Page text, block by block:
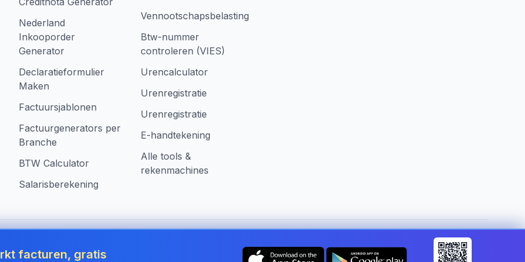
Nederland
Inkooporder
Generator
Declaratieformulier
Maken
Factuursjablonen
Factuurgenerators per
Branche
BTW Calculator
Salarisberekening
Vennootschapsbelasting
Btw-nummer
controleren (VIES)
Urencalculator
Urenregistratie
Urenregistratie
E-handtekening
Alle tools &
rekenmachines
Land wijzigen: Netherlands
facturen, gratis